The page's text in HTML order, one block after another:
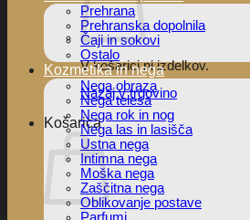
V košarici ni izdelkov.
Nazaj v trgovino
Košarica
Prehrana
Prehranska dopolnila
Čaji in sokovi
Ostalo
Kozmetika in nega
Nega obraza
Nega telesa
Nega rok in nog
Nega las in lasišča
Ustna nega
Intimna nega
Moška nega
Zaščitna nega
Oblikovanje postave